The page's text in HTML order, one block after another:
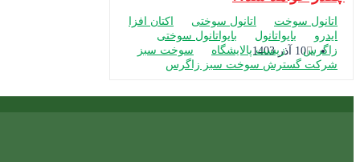
10 آذر 1403
اتانول سوخت اتانول سوختی
اکتان افزا
ایدرو
بایواتانول
بایواتانول سوختی
زاگرس
زیست پالایشگاه
سوخت سبز
شرکت گسترش سوخت سبز زاگرس